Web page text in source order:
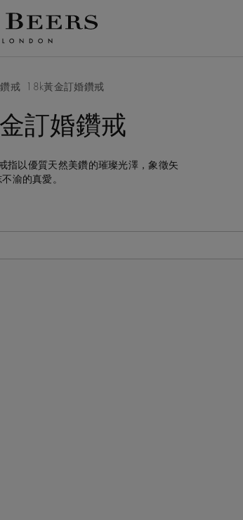
戒 18k黃金訂婚鑽戒
訂婚鑽戒
指以優質天然美鑽的璀璨光澤，象徵矢
不渝的真愛。